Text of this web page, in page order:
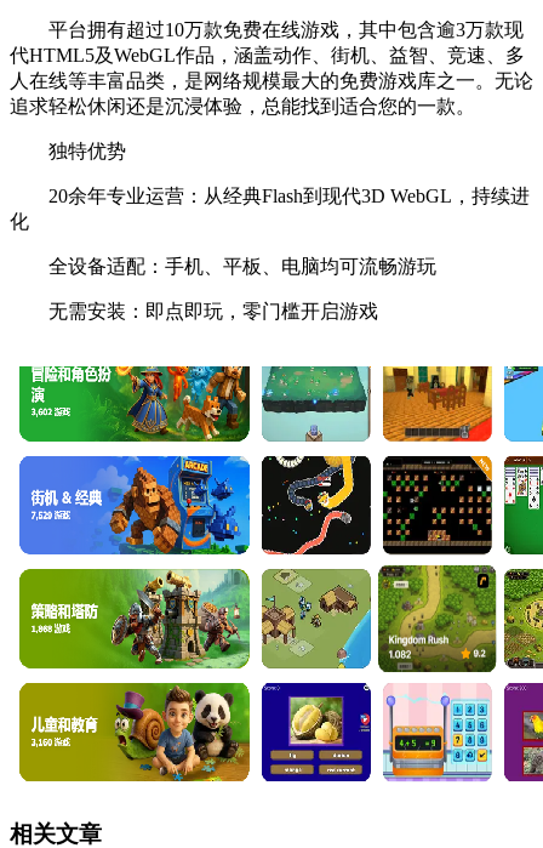
平台拥有超过10万款免费在线游戏，其中包含逾3万款现
代HTML5及WebGL作品，涵盖动作、街机、益智、竞速、多
人在线等丰富品类，是网络规模最大的免费游戏库之一。无论
追求轻松休闲还是沉浸体验，总能找到适合您的一款。
独特优势
20余年专业运营：从经典Flash到现代3D WebGL，持续进
化
全设备适配：手机、平板、电脑均可流畅游玩
无需安装：即点即玩，零门槛开启游戏
相关文章